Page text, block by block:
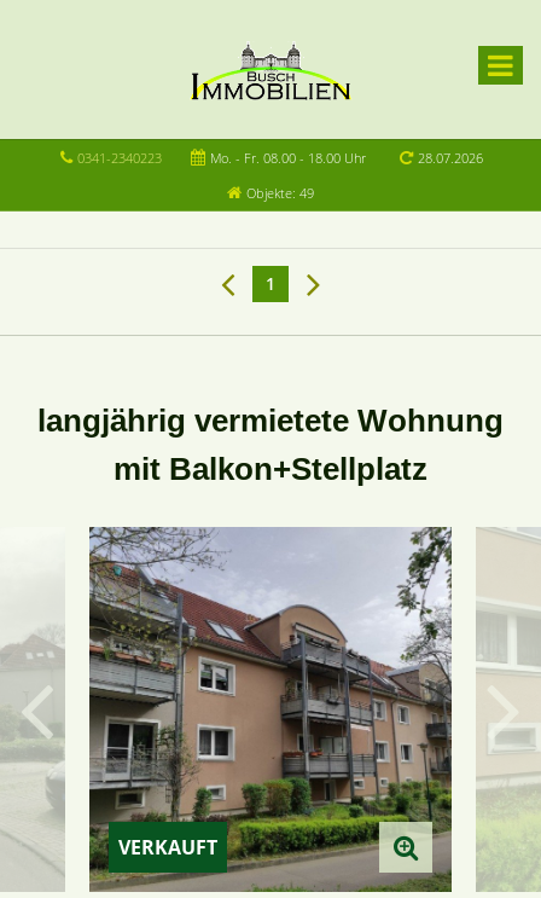
0341-2340223 Mo. - Fr. 08.00 - 18.00 Uhr
28.07.2026
Objekte: 49
1
langjährig vermietete Wohnung
mit Balkon+Stellplatz
VERKAUFT